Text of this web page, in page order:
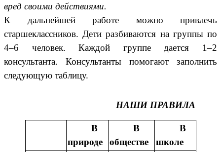
вред своими действиями.
К дальнейшей работе можно привлечь
старшеклассников. Дети разбиваются на группы по
4–6 человек. Каждой группе дается 1–2
консультанта. Консультанты помогают заполнить
следующую таблицу.
НАШИ ПРАВИЛА
В
природе
В
обществе
В
школе